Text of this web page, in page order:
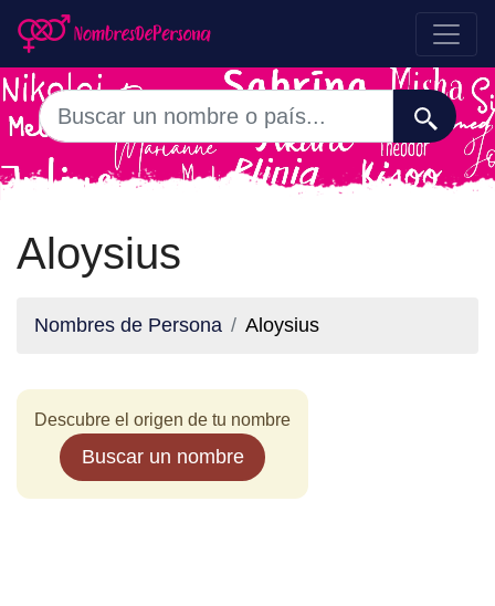
Aloysius
Nombres de Persona Aloysius
Descubre el origen de tu nombre
Buscar un nombre